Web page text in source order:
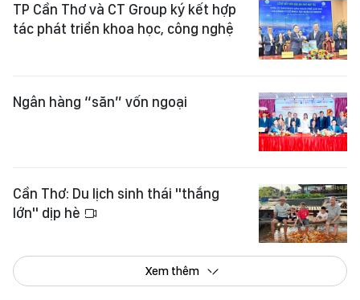
TP Cần Thơ và CT Group ký kết hợp
tác phát triển khoa học, công nghệ
Ngân hàng “săn” vốn ngoại
Cần Thơ: Du lịch sinh thái "thắng
lớn" dịp hè
Xem thêm